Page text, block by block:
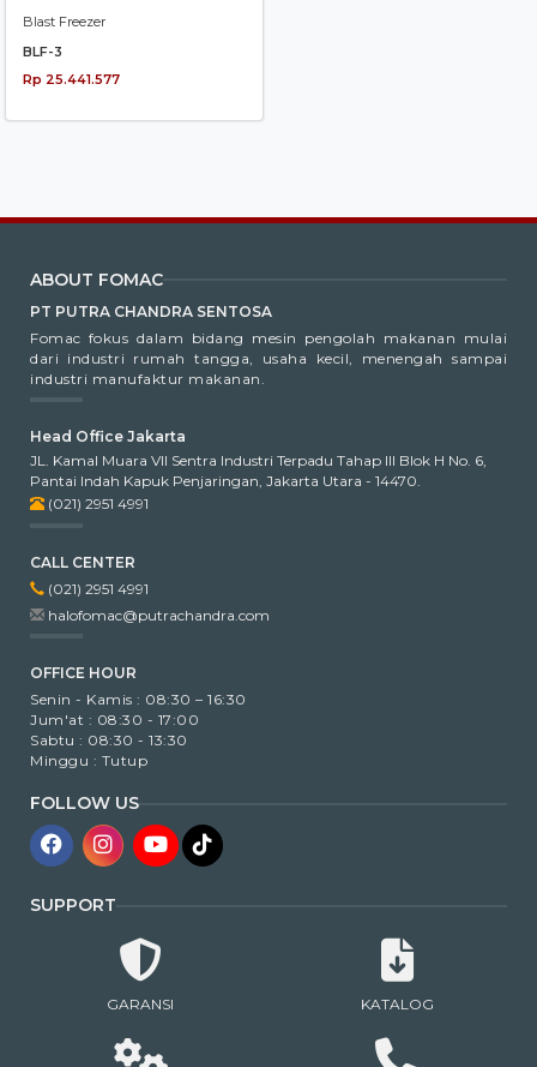
Blast Freezer
BLF-3
Rp 25.441.577
ABOUT FOMAC
PT PUTRA CHANDRA SENTOSA
Fomac fokus dalam bidang mesin pengolah makanan mulai
dari industri rumah tangga, usaha kecil, menengah sampai
industri manufaktur makanan.
Head Office Jakarta
JL. Kamal Muara VII Sentra Industri Terpadu Tahap III Blok H No. 6,
Pantai Indah Kapuk Penjaringan, Jakarta Utara - 14470.
(021) 2951 4991
CALL CENTER
(021) 2951 4991
halofomac@putrachandra.com
OFFICE HOUR
Senin - Kamis : 08:30 – 16:30
Jum'at : 08:30 - 17:00
Sabtu : 08:30 - 13:30
Minggu : Tutup
FOLLOW US
SUPPORT
GARANSI KATALOG